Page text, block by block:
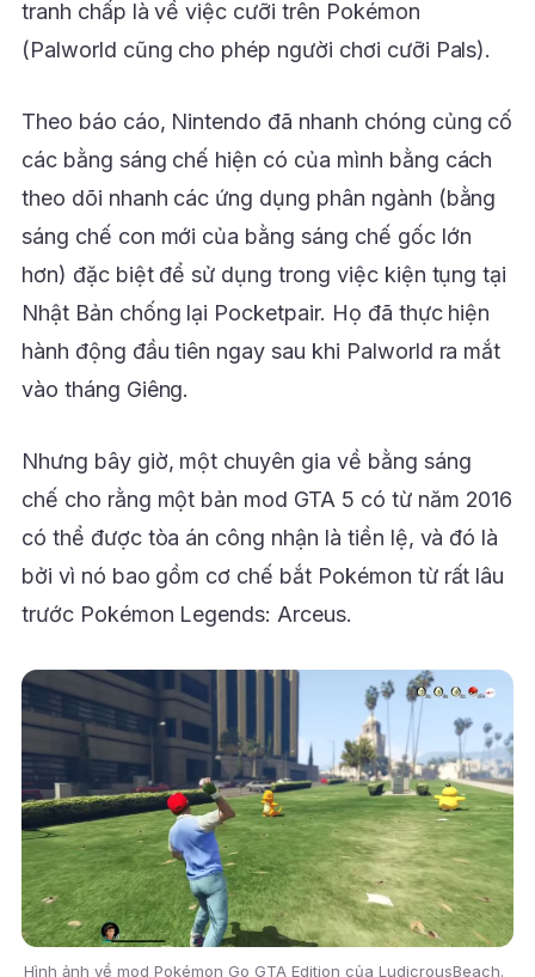
tranh chấp là về việc cưỡi trên Pokémon
(Palworld cũng cho phép người chơi cưỡi Pals).
Theo báo cáo, Nintendo đã nhanh chóng củng cố
các bằng sáng chế hiện có của mình bằng cách
theo dõi nhanh các ứng dụng phân ngành (bằng
sáng chế con mới của bằng sáng chế gốc lớn
hơn) đặc biệt để sử dụng trong việc kiện tụng tại
Nhật Bản chống lại Pocketpair. Họ đã thực hiện
hành động đầu tiên ngay sau khi Palworld ra mắt
vào tháng Giêng.
Nhưng bây giờ, một chuyên gia về bằng sáng
chế cho rằng một bản mod GTA 5 có từ năm 2016
có thể được tòa án công nhận là tiền lệ, và đó là
bởi vì nó bao gồm cơ chế bắt Pokémon từ rất lâu
trước Pokémon Legends: Arceus.
Hình ảnh về mod Pokémon Go GTA Edition của LudicrousBeach.